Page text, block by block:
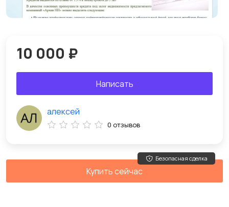
10 000 ₽
Написать
алексей
0 отзывов
Безопасная сделка
Купить сейчас